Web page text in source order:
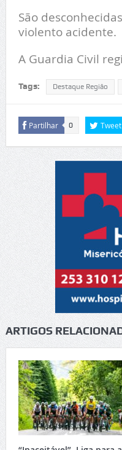
São
violento acidente.
A Guardia Civil
Tags: Destaque Região
Partilhar 0 Tweet
ARTIGOS